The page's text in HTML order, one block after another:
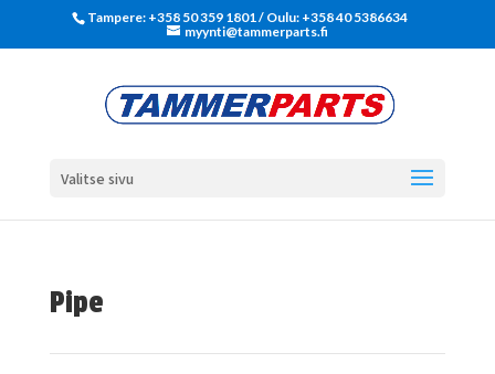
Tampere: +358 50 359 1801‬ / Oulu: +358 40 5386634
myynti@tammerparts.fi
Valitse sivu
Pipe